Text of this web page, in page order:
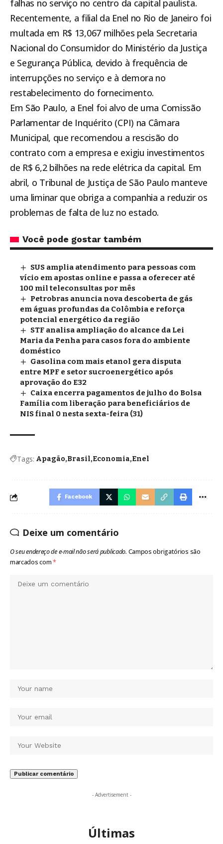
falhas no serviço no centro da capital paulista.
Recentemente, a filial da Enel no Rio de Janeiro foi
multada em R$ 13,067 milhões pela Secretaria
Nacional do Consumidor do Ministério da Justiça
e Segurança Pública, devido à frequência de
interrupções no serviço e à demora no
restabelecimento do fornecimento.
Em São Paulo, a Enel foi alvo de uma Comissão
Parlamentar de Inquérito (CPI) na Câmara
Municipal, que recomendou a rescisão do
contrato com a empresa e exigiu investimentos
de R$ 6,2 bilhões na rede elétrica da capital. Em
abril, o Tribunal de Justiça de São Paulo manteve
uma liminar que obriga a companhia a reduzir os
problemas de falta de luz no estado.
Você pode gostar também
SUS amplia atendimento para pessoas com
vício em apostas online e passa a oferecer até
100 mil teleconsultas por mês
Petrobras anuncia nova descoberta de gás
em águas profundas da Colômbia e reforça
potencial energético da região
STF analisa ampliação do alcance da Lei
Maria da Penha para casos fora do ambiente
doméstico
Gasolina com mais etanol gera disputa
entre MPF e setor sucroenergético após
aprovação do E32
Caixa encerra pagamentos de julho do Bolsa
Família com liberação para beneficiários de
NIS final 0 nesta sexta-feira (31)
Tags: Apagão Brasil Economia Enel
Facebook
Deixe um comentário
O seu endereço de e-mail não será publicado. Campos obrigatórios são
marcados com*
- Advertisement -
Últimas